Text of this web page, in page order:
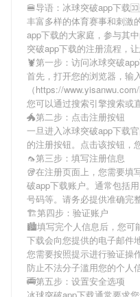
🍔导语： 冰球突破app下载
丰富多样的体育赛事和刺激
app下载的大家庭，参与其
突破app下载的注册流程，
🦞第一步：访问冰球突破
首先，打开您的浏览器，输
（https://
您可以通过搜索引擎搜索或
🐲第二步：点击注册按钮
一旦进入冰球突破app下载
的注册按钮。点击该按钮，
🦟第三步：填写注册信息
🥡在注册页面上，您需要填
破app下载账户。通常包括
号码等。请务必提供准确完
🏗第四步：验证账户
🏙填写完个人信息后，您可
下载会向您提供的电子邮件
您需要按照提示进行验证操
防止不法分子滥用您的个人信
🚎第五步：设置安全选项